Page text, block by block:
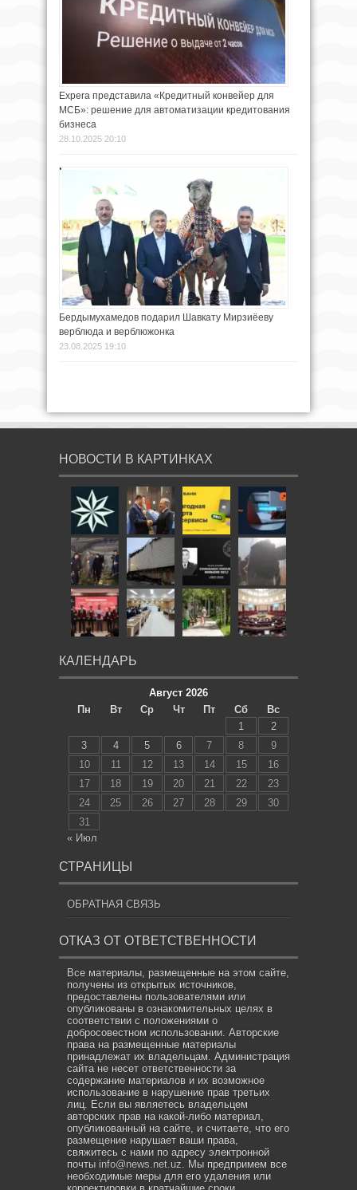
Expera представила «Кредитный конвейер для
МСБ»: решение для автоматизации кредитования
бизнеса
28.10.2025 20:10
Бердымухамедов подарил Шавкату Мирзиёеву
верблюда и верблюжонка
23.08.2025 19:10
НОВОСТИ В КАРТИНКАХ
КАЛЕНДАРЬ
Август 2026
Пн
Вт Ср Чт Пт Сб
Вс
1
2
3
4 5 6 7 8
9
10
11 12 13 14 15
16
17
18 19 20 21 22
23
24
25 26 27 28 29
30
31
« Июл
СТРАНИЦЫ
ОБРАТНАЯ СВЯЗЬ
ОТКАЗ ОТ ОТВЕТСТВЕННОСТИ
Все материалы, размещенные на этом сайте,
получены из открытых источников,
предоставлены пользователями или
опубликованы в ознакомительных целях в
соответствии с положениями о
добросовестном использовании. Авторские
права на размещенные материалы
принадлежат их владельцам. Администрация
сайта не несет ответственности за
содержание материалов и их возможное
использование в нарушение прав третьих
лиц. Если вы являетесь владельцем
авторских прав на какой-либо материал,
опубликованный на сайте, и считаете, что его
размещение нарушает ваши права,
свяжитесь с нами по адресу электронной
почты info@news.net.uz . Мы предпримем все
необходимые меры для его удаления или